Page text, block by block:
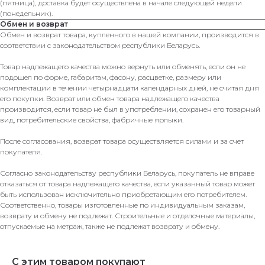
(пятница), доставка будет осуществлена в начале следующей недели
(понедельник).
Обмен и возврат
Обмен и возврат товара, купленного в нашей компании, производится в
соответствии с законодательством республики Беларусь.
Товар надлежащего качества можно вернуть или обменять, если он не
подошел по форме, габаритам, фасону, расцветке, размеру или
комплектации в течении четырнадцати календарных дней, не считая дня
его покупки. Возврат или обмен товара надлежащего качества
производится, если товар не был в употреблении, сохранен его товарный
вид, потребительские свойства, фабричные ярлыки.
После согласования, возврат товара осуществляется силами и за счет
покупателя.
Согласно законодательству республики Беларусь, покупатель не вправе
отказаться от товара надлежащего качества, если указанный товар может
быть использован исключительно приобретающим его потребителем.
Соответственно, товары изготовленные по индивидуальным заказам,
возврату и обмену не подлежат. Строительные и отделочные материалы,
отпускаемые на метраж, также не подлежат возврату и обмену.
С этим товаром покупают